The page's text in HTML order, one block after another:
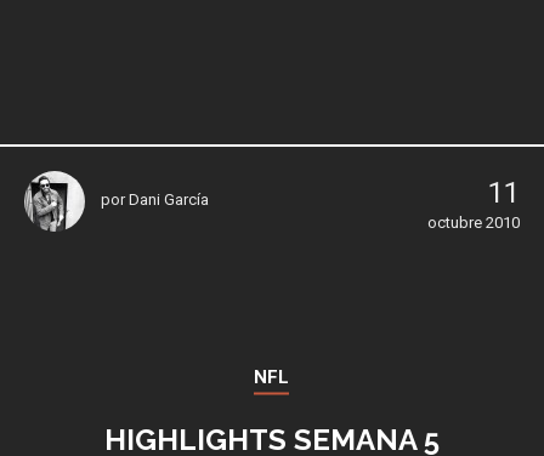
porDani García 11
octubre 2010
NFL
HIGHLIGHTS SEMANA 5